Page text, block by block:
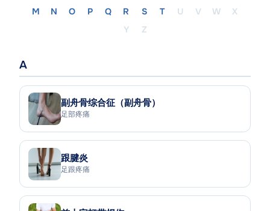
M
N O P Q R S T U V W
X
Y
Z
A
副舟骨综合征（副舟骨）
足部疼痛
跟腱炎
足跟疼痛